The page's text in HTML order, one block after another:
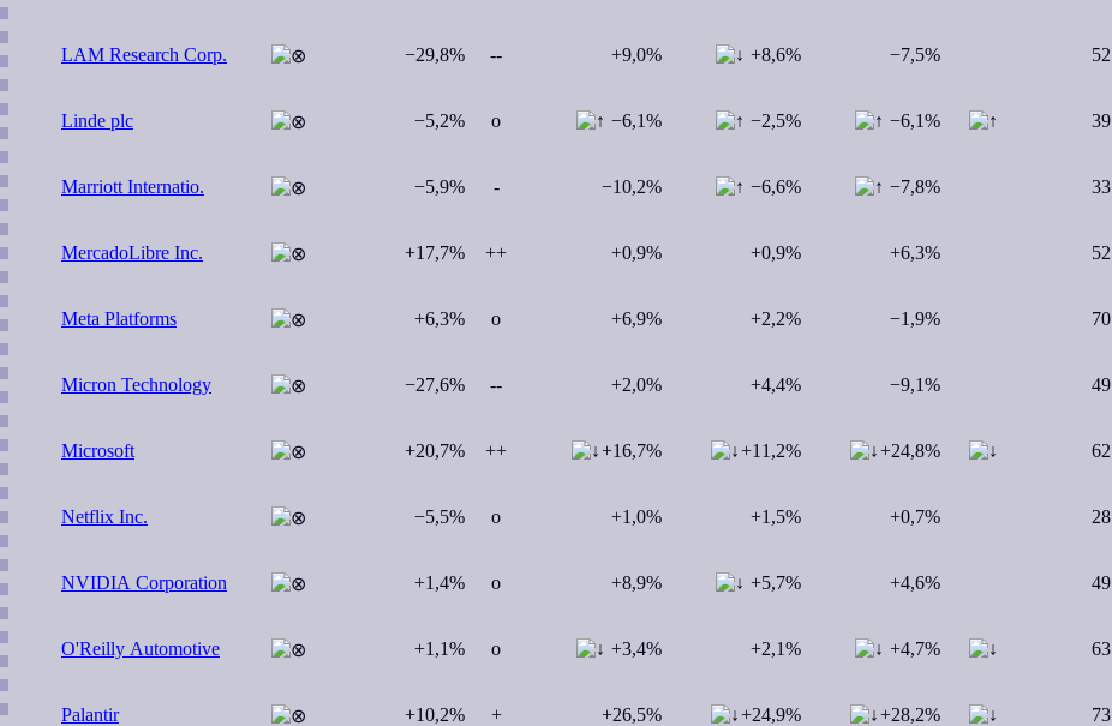
LAM Research Corp. −29,8% -- +9,0% +8,6% −7,5% 52
Linde plc −5,2% o −6,1% −2,5% −6,1% 39
Marriott Internatio. −5,9% - −10,2% −6,6% −7,8% 33
MercadoLibre Inc. +17,7% ++ +0,9% +0,9% +6,3% 52
Meta Platforms +6,3% o +6,9% +2,2% −1,9% 70
Micron Technology −27,6% -- +2,0% +4,4% −9,1% 49
Microsoft +20,7% ++ +16,7% +11,2% +24,8% 62
Netflix Inc. −5,5% o +1,0% +1,5% +0,7% 28
NVIDIA Corporation +1,4% o +8,9% +5,7% +4,6% 49
O'Reilly Automotive +1,1% o +3,4% +2,1% +4,7% 63
Palantir +10,2% + +26,5% +24,9% +28,2% 73